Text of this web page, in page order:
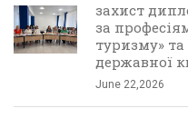
захист
за
туризму»
державної
June 22,2026